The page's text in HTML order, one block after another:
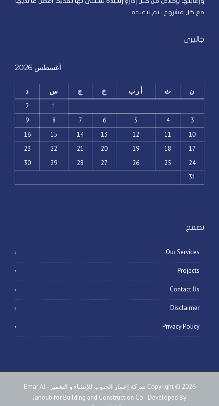
مع كل مشروع يتم تنفيذه.
جاليرى
أغسطس 2026
ن ث أرب خ ج س د
1
2
3
4
5
6
7
8
9
10
11
12
13
14
15
16
17
18
19
20
21
22
23
24
25
26
27
28
29
30
31
تصفح
Our Services
Projects
Contact Us
Disclaimer
Privacy Policy
Copyright © 2026 شركة إعمار الجنوب للإنشاء و التعمير - Emar Al
Janoub for Building and Construction Co - Developed By